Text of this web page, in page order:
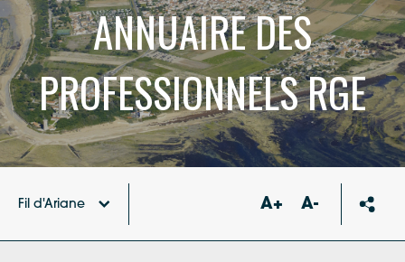
ANNUAIRE DES
PROFESSIONNELS RGE
Fil d'Ariane A+ A-